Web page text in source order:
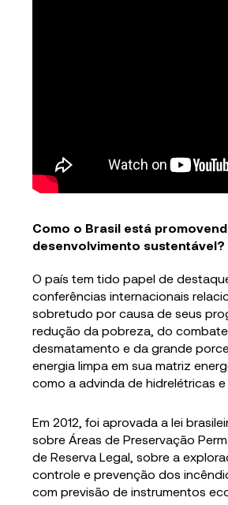
Como o Brasil está
desenvolvimento sustentável?
O país tem tido papel de
conferências internacionais
sobretudo por causa de seus
redução da pobreza, do
desmatamento e da grande
energia limpa em sua matriz
como a advinda de hidrelétricas e
Em 2012, foi aprovada a lei
sobre Áreas de Preservação
de Reserva Legal, sobre a
controle e prevenção dos
com previsão de instrumentos